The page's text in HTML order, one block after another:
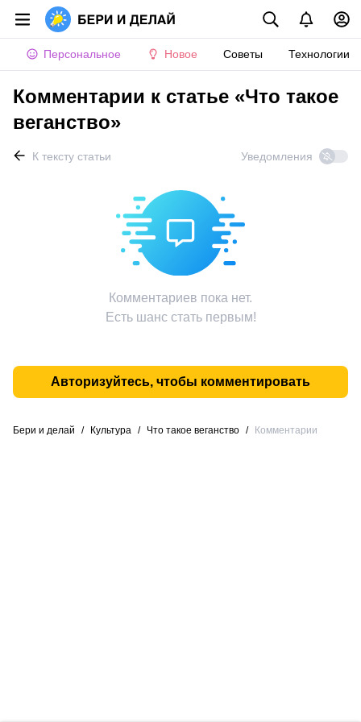
Персональное Новое Советы Технологии
Комментарии к статье «Что такое
веганство»
К тексту статьи Уведомления
Комментариев пока нет.
Есть шанс стать первым!
Авторизуйтесь, чтобы комментировать
Бери и делай / Культура / Что такое веганство / Комментарии